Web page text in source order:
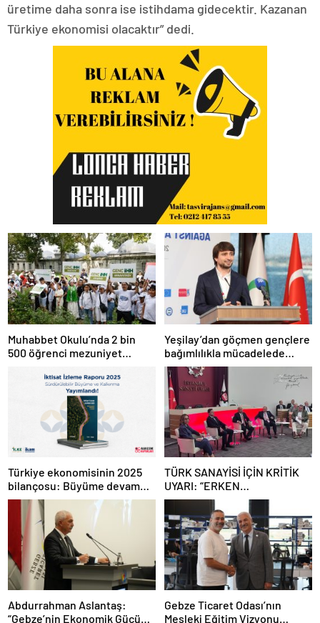
üretime daha sonra ise istihdama gidecektir. Kazanan
Türkiye ekonomisi olacaktır” dedi.
Muhabbet Okulu’nda 2 bin
500 öğrenci mezuniyet
Yeşilay’dan göçmen gençlere
bağımlılıkla mücadelede
uluslararası model
Türkiye ekonomisinin 2025
bilançosu: Büyüme devam
etti, sanayide alarm zilleri
çaldı
TÜRK SANAYİSİ İÇİN KRİTİK
UYARI: “ERKEN
SANAYİSİZLEŞME
TEHLİKESİYLE KARŞI
KARŞIYAYIZ”
Abdurrahman Aslantaş:
“Gebze’nin Ekonomik Gücünü
Gebze Ticaret Odası’nın
Mesleki Eğitim Vizyonu